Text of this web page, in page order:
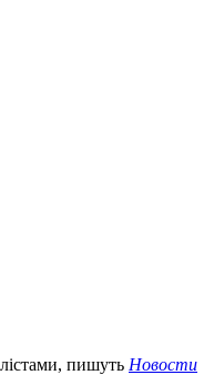
пишуть Новости